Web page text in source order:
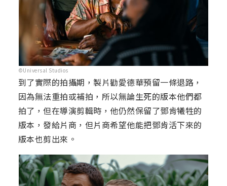
©Universal Studios
到了實際的拍攝期，製片勸愛德華預留一條退路，
因為無法重拍或補拍，所以無論生死的版本他們都
拍了，但在導演剪輯時，他仍然保留了鄧肯犧牲的
版本，發給片商，但片商希望他能把鄧肯活下來的
版本也剪出來。